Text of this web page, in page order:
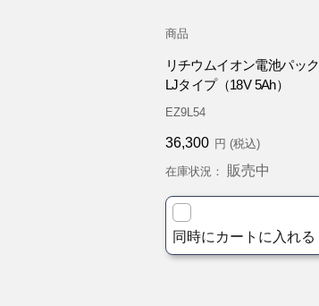
商品
リチウムイオン電池パック
LJタイプ（18V 5Ah）
EZ9L54
36,300 円 (税込)
在庫状況： 販売中
同時にカートに入れる